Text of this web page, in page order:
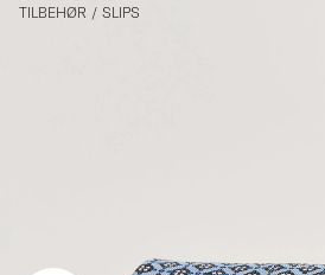
TILBEHØR / SLIPS